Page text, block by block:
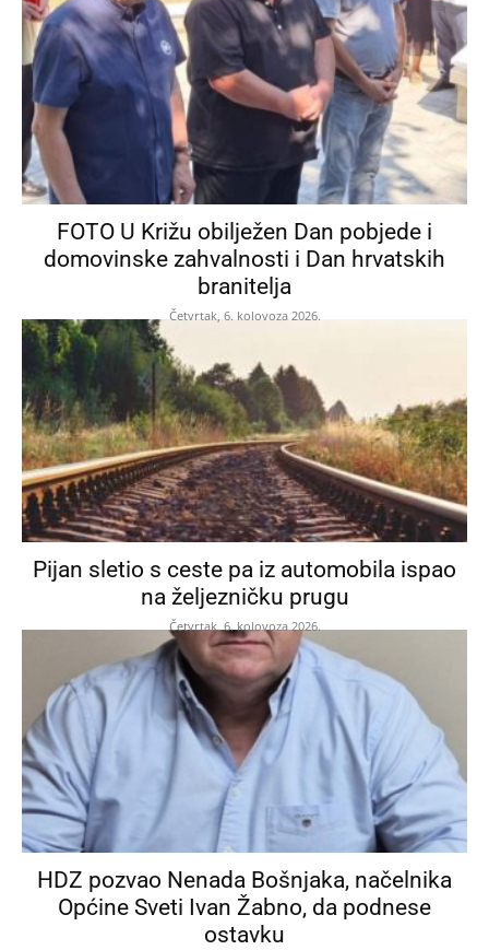
FOTO U Križu obilježen Dan pobjede i
domovinske zahvalnosti i Dan hrvatskih
branitelja
Četvrtak, 6. kolovoza 2026.
Pijan sletio s ceste pa iz automobila ispao
na željezničku prugu
Četvrtak, 6. kolovoza 2026.
HDZ pozvao Nenada Bošnjaka, načelnika
Općine Sveti Ivan Žabno, da podnese
ostavku